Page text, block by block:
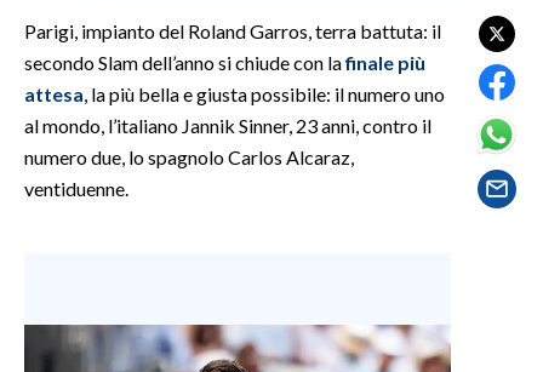
SPETTACOLI
GOSSIP
SALUTE
EVENTI
Parigi, impianto del Roland Garros, terra battuta: il
secondo Slam dell’anno si chiude con lafinale più
attesa , la più bella e giusta possibile: il numero uno
al mondo, l’italiano Jannik Sinner, 23 anni, contro il
numero due, lo spagnolo Carlos Alcaraz,
ventiduenne.